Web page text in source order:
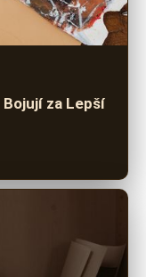
Bojují za Lepší